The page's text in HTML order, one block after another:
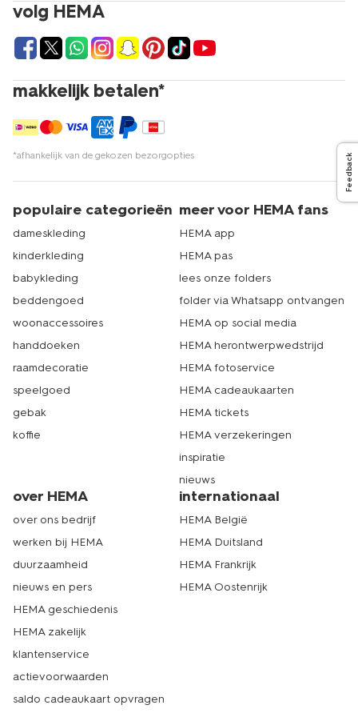
Feedback
Overtuigd om een bruine bh te kopen? Dat kan met een
druk op de knop op hema.nl. Kies de tint en het model
die je het mooist vindt, en bestellen maar. Voor je het
bestellen kun je thuis op je gemak passen. Is de maat
helaas niet goed? Geen punt, ruilen of retourneren is
ook mogelijk. En voor bh’s in verschillende kleuren bruin
kun je uiteraard ook in onze winkels terecht. HEMA heeft
meer dan 500 winkels in Nederland. Er zit dus altijd een
winkel bij jou in de buurt. Dat is echt HEMA.
volg HEMA
makkelijk betalen*
*afhankelijk van de gekozen bezorgopties
populaire categorieën
dameskleding
kinderkleding
babykleding
beddengoed
woonaccessoires
handdoeken
raamdecoratie
speelgoed
gebak
koffie
meer voor HEMA fans
HEMA app
HEMA pas
lees onze folders
folder via Whatsapp ontvangen
HEMA op social media
HEMA herontwerpwedstrijd
HEMA fotoservice
HEMA cadeaukaarten
HEMA tickets
HEMA verzekeringen
inspiratie
nieuws
over HEMA
over ons bedrijf
werken bij HEMA
duurzaamheid
nieuws en pers
HEMA geschiedenis
HEMA zakelijk
klantenservice
actievoorwaarden
saldo cadeaukaart opvragen
internationaal
HEMA België
HEMA Duitsland
HEMA Frankrijk
HEMA Oostenrijk